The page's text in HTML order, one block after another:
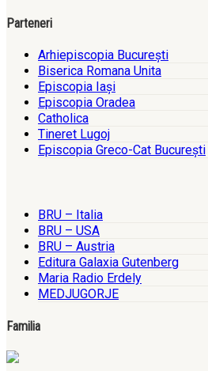
Parteneri
Arhiepiscopia Bucureşti
Biserica Romana Unita
Episcopia Iaşi
Episcopia Oradea
Catholica
Tineret Lugoj
Episcopia Greco-Cat Bucureşti
BRU – Italia
BRU – USA
BRU – Austria
Editura Galaxia Gutenberg
Maria Radio Erdely
MEDJUGORJE
Familia